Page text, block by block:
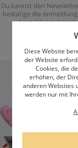
Du kannst den
bestätige die
Anmeldung
Diese Website
der Website
Cookies, die
erhöhen, der
anderen Websites
werden nur mit